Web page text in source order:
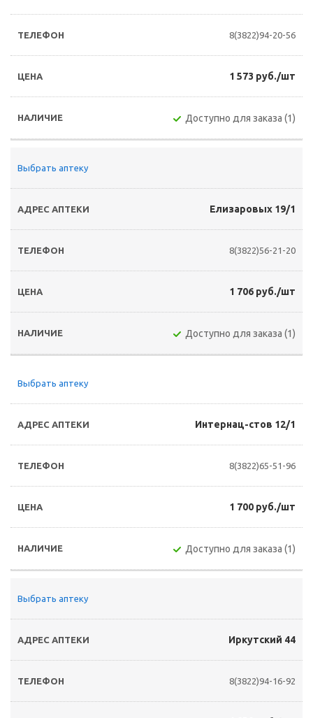
8(3822)94-20-56
1 573 руб./шт
Доступно для заказа (1)
Выбрать аптеку
Елизаровых 19/1
8(3822)56-21-20
1 706 руб./шт
Доступно для заказа (1)
Выбрать аптеку
Интернац-стов 12/1
8(3822)65-51-96
1 700 руб./шт
Доступно для заказа (1)
Выбрать аптеку
Иркутский 44
8(3822)94-16-92